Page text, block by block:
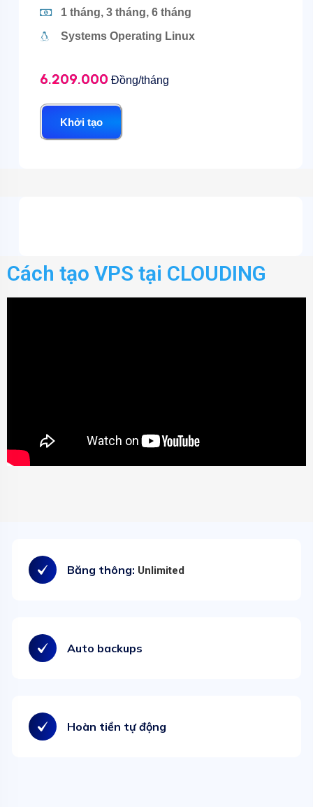
1 tháng, 3 tháng, 6 tháng
Systems Operating Linux
Khởi tạo
6.209.000 Đồng/tháng
Cách tạo VPS tại CLOUDING
Băng thông: Unlimited
Auto backups
Hoàn tiền tự động